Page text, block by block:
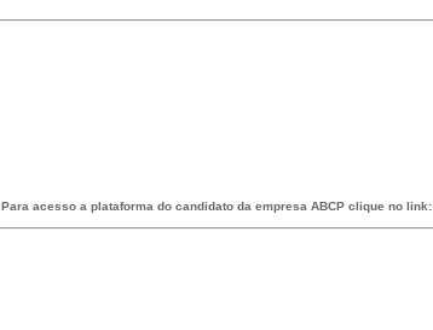
Para acesso a plataforma do candidato da empresa ABCP clique no link: